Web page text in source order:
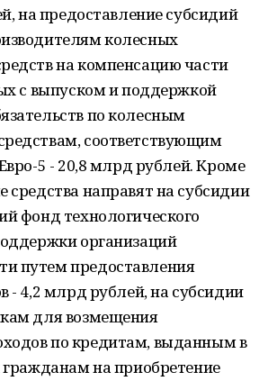
на предоставление субсидий
колесных
на компенсацию части
с выпуском и поддержкой
по колесным
соответствующим
5 - 20,8 млрд рублей. Кроме
средства направят на субсидии
фонд технологического
организаций
путем предоставления
- 4,2 млрд рублей, на субсидии
для возмещения
по кредитам, выданным в
гражданам на приобретение